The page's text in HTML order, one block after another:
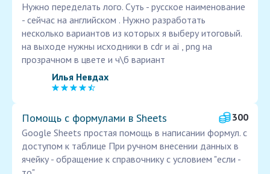
Нужно переделать лого. Суть - русское наименование
- сейчас на английском . Нужно разработать
несколько вариантов из которых я выберу итоговый.
на выходе нужны исходники в cdr и ai , png на
прозрачном в цвете и ч\б вариант
Илья Невдах
Помощь с формулами в Sheets
300
Google Sheets простая помощь в написании формул. с
доступом к таблице При ручном внесении данных в
ячейку - обращение к справочнику с условием "если -